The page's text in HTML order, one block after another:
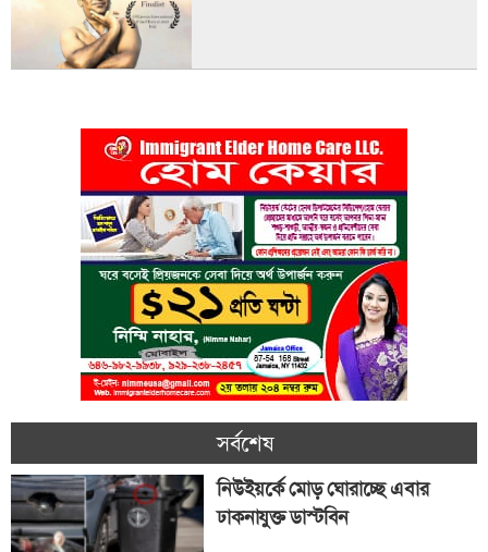
সর্বশেষ
নিউইয়র্কে মোড় ঘোরাচ্ছে এবার
ঢাকনাযুক্ত ডাস্টবিন